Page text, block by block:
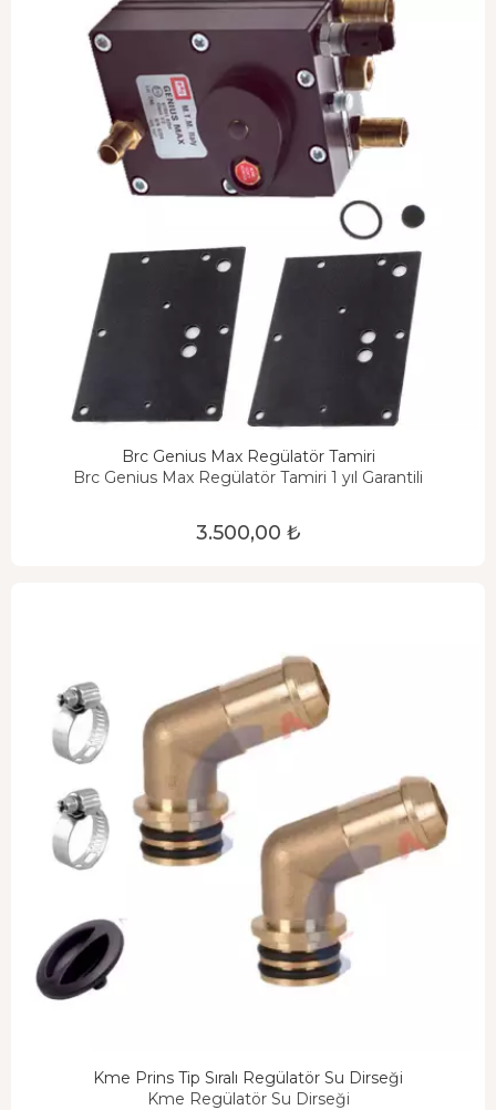
Brc Genius Max Regülatör Tamiri
Brc Genius Max Regülatör Tamiri 1 yıl Garantili
3.500,00 ₺
Kme Prins Tip Sıralı Regülatör Su Dirseği
Kme Regülatör Su Dirseği